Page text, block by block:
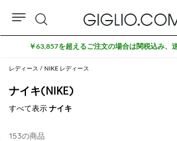
レディース NIKE レディース
ナイキ(NIKE)
すべて表示ナイキ
153の商品
検
索
アウトレットエリアでさらに